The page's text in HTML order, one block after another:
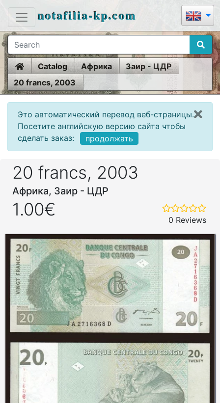
notafilia-kp.com
HomeCatalog Африка
Заир - ЦДР
20 francs, 2003
Это автоматический перевод веб-страницы.
Посетите английскую версию сайта чтобы
сделать заказ:
продолжать
20 francs, 2003
Африка, Заир - ЦДР
1.00€
0 Reviews